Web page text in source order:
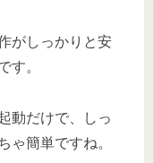
がしっかりと安
す。
動だけで、しっ
ゃ簡単ですね。